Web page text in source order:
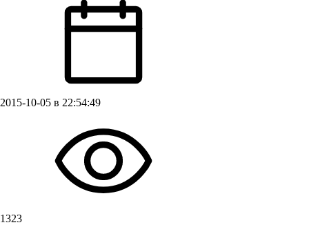
2015-10-05 в 22:54:49
1323